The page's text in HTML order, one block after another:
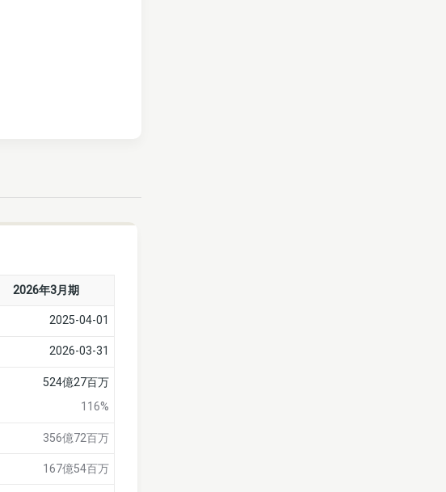
2026年3月期
2025-04-01
2026-03-31
524億27百万
116%
356億72百万
167億54百万